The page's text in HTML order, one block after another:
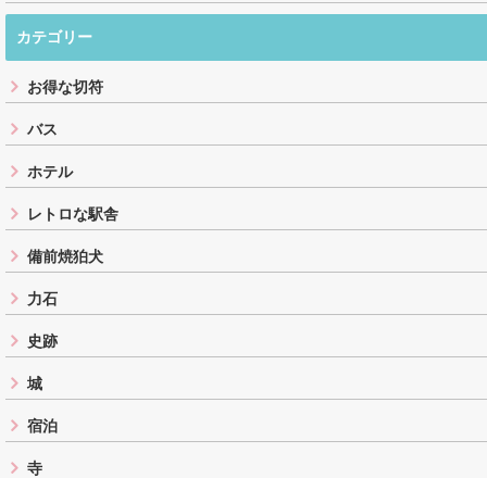
カテゴリー
お得な切符
バス
ホテル
レトロな駅舎
備前焼狛犬
力石
史跡
城
宿泊
寺